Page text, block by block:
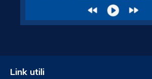
Link utili